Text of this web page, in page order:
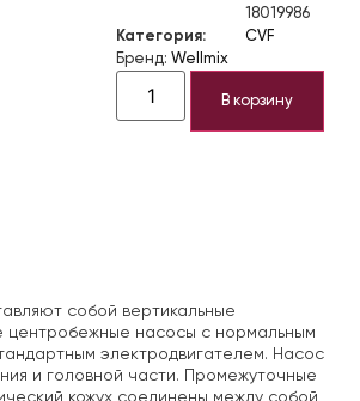
18019986
Категория:
CVF
Бренд: Wellmix
В корзину
собой вертикальные
центробежные насосы с нормальным
электродвигателем. Насос
и головной части. Промежуточные
кожух соединены между собой,